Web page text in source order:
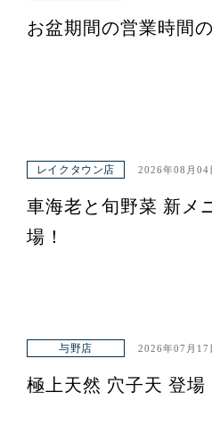
お盆期間の営業時間
レイクタウン店 2026年08月04
車海老と旬野菜 新メ
場！
与野店 2026年07月17
極上天然 穴子天 登場